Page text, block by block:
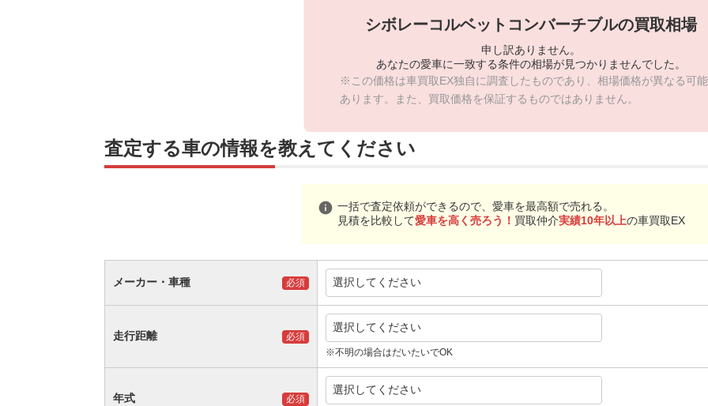
シボレーコルベットコンバーチブルの買取相場
申し訳ありません。
あなたの愛車に一致する条件の相場が見つかりませんでした。
※この価格は車買取EX独自に調査したものであり、相場価格が異なる可
あります。また、買取価格を保証するものではありません。
査定する車の情報を教えてください
info 一括で査定依頼ができるので、愛車を最高額で売れる。
見積を比較して愛車を高く売ろう！ 買取仲介実績10年以上の車買取EX
メーカー・車種 必須 選択してください
走行距離 必須
選択してください
※不明の場合はだいたいでOK
年式 必須
選択してください